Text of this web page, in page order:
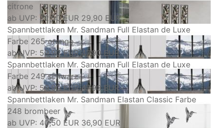
citrone
ab UVP: 32,50 EUR 29,90 EUR
Spannbettlaken Mr. Sandman Full Elastan de Luxe
Farbe 265 orange
abUVP: 59,90 EUR 47,90 EUR
Spannbettlaken Mr. Sandman Full Elastan de Luxe
Farbe 249 schwarz
abUVP: 59,90 EUR 47,90 EUR
Spannbettlaken Mr. Sandman Elastan Classic Farbe
248 brombeer
ab UVP: 40,50 EUR 36,90 EUR